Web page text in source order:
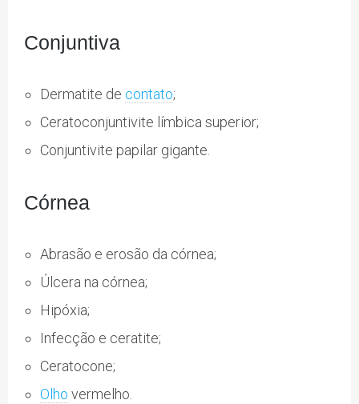
Conjuntiva
Dermatite de contato;
Ceratoconjuntivite límbica superior;
Conjuntivite papilar gigante.
Córnea
Abrasão e erosão da córnea;
Úlcera na córnea;
Hipóxia;
Infecção e ceratite;
Ceratocone;
Olho vermelho.